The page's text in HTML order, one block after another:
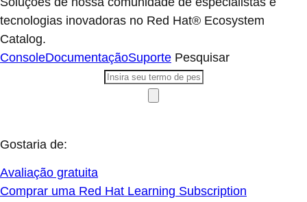
tecnologias inovadoras no Red Hat® Ecosystem
Catalog.
ConsoleDocumentaçãoSuporte Pesquisar
Gostaria de:
Avaliação gratuita
Comprar uma Red Hat Learning Subscription